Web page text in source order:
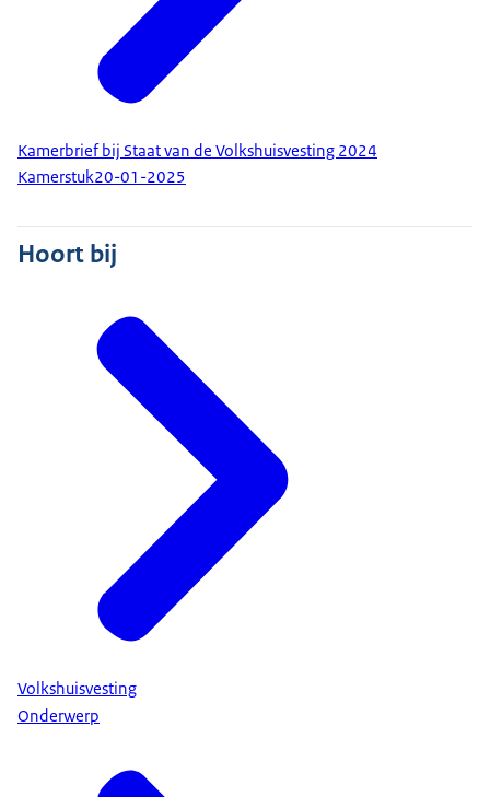
Kamerbrief bij Staat van de Volkshuisvesting 2024
Kamerstuk20-01-2025
Hoort bij
Volkshuisvesting
Onderwerp